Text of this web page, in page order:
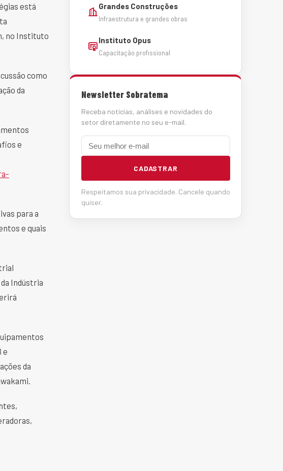
está
no Instituto
como
da
e
para a
e quais
Indústria
e
da
Grandes Construções
Infraestrutura e grandes obras
Instituto Opus
Capacitação profissional
Newsletter Sobratema
Receba notícias, análises e novidades do
setor diretamente no seu e-mail.
E-mail
CADASTRAR
Respeitamos sua privacidade. Cancele quando
quiser.